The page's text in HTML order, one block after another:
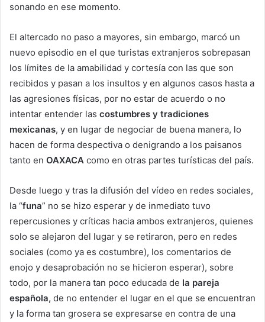
sonando en ese momento.
El altercado no paso a mayores, sin embargo, marcó un
nuevo episodio en el que turistas extranjeros sobrepasan
los límites de la amabilidad y cortesía con las que son
recibidos y pasan a los insultos y en algunos casos hasta a
las agresiones físicas, por no estar de acuerdo o no
intentar entender las costumbres y tradiciones
mexicanas, y en lugar de negociar de buena manera, lo
hacen de forma despectiva o denigrando a los paisanos
tanto en OAXACA como en otras partes turísticas del país.
Desde luego y tras la difusión del vídeo en redes sociales,
la “funa” no se hizo esperar y de inmediato tuvo
repercusiones y críticas hacia ambos extranjeros, quienes
solo se alejaron del lugar y se retiraron, pero en redes
sociales (como ya es costumbre), los comentarios de
enojo y desaprobación no se hicieron esperar), sobre
todo, por la manera tan poco educada de la pareja
española, de no entender el lugar en el que se encuentran
y la forma tan grosera se expresarse en contra de una